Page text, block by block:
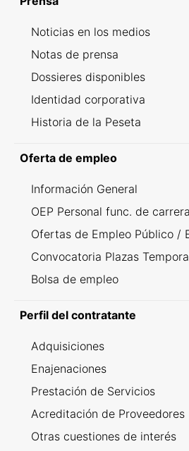
Noticias en los medios
Notas de prensa
Dossieres disponibles
Identidad corporativa
Historia de la Peseta
Oferta de empleo
Información General
OEP Personal func. de
Ofertas de Empleo Público /
Convocatoria Plazas
Bolsa de empleo
Perfil del contratante
Adquisiciones
Enajenaciones
Prestación de Servicios
Acreditación de Proveedores
Otras cuestiones de interés